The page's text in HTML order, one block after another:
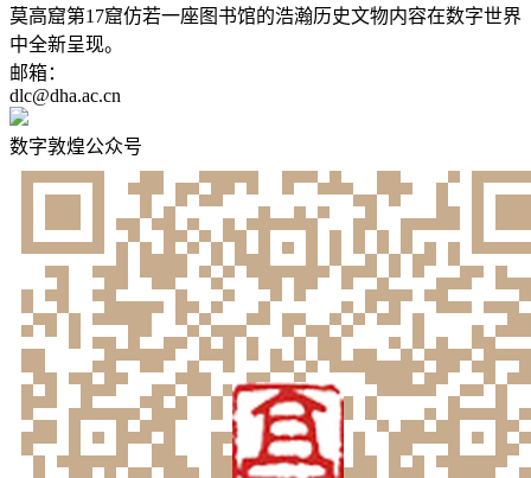
莫高窟第17窟仿若一座图书馆的浩瀚历史文物内容在数字世界
中全新呈现。
邮箱：
dlc@dha.ac.cn
数字敦煌公众号